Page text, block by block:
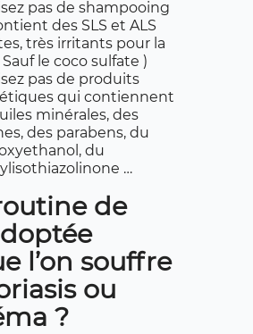
pas de shampooing
des SLS et ALS
très irritants pour la
le coco sulfate )
pas de produits
qui contiennent
minérales, des
des parabens, du
du
…
de
l’on souffre
ou
?